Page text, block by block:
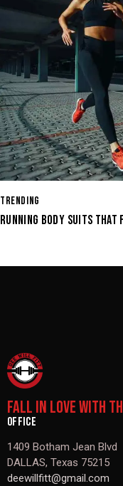
TRENDING
RUNNING BODY SUITS THAT
FALL IN LOVE WITH
OFFICE
1409 Botham Jean Blvd
DALLAS, Texas 75215
deewillfitt@gmail.com